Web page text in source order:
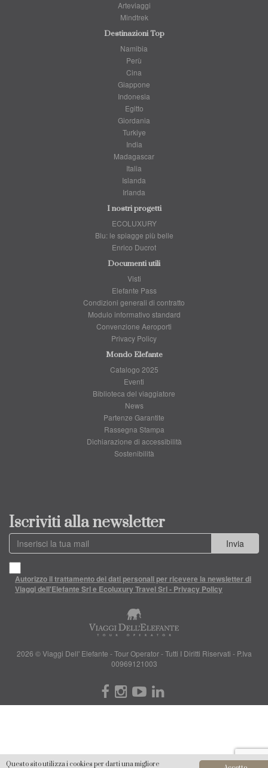
Questo sito utilizza i cookies per darti una migliore
Arteviaggi
Mindtrek
Destinazioni Top
Namibia
Perù
Cina
Giappone
Indonesia
Egitto
Giordania
Turkiye
India
Madagascar
Italia
Islanda
Irlanda
I nostri progetti
ECOLUXURY
Blu: le spiagge più belle
Enrico Ducrot
Documenti utili
Visti
Elefante Pass
Condizioni generali di contratto
Modulo informativo standard
Convenzione Aeroporti
Privacy Policy
Mondo Elefante
Catalogo 2025
Eventi
Biblioteca del viaggiatore
News
Partenze Garantite
Rassegna Stampa
Dichiarazione di accessibilità
Sostenibilità
Iscriviti alla newsletter
Invia
Autorizzo il trattamento dei dati personali per ricevere la newsletter di
Viaggi dell'Elefante Srl e Ecoluxury Travel Srl - Privacy Policy
2026 © Viaggi Dell' Elefante - Tour Operator - Tutti I Diritti Riservati - P.Iva
00969121003